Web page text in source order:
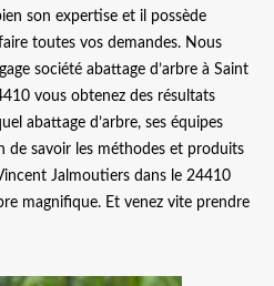
son expertise et il possède
toutes vos demandes. Nous
société abattage d’arbre à Saint
vous obtenez des résultats
abattage d’arbre, ses équipes
de savoir les méthodes et produits
Jalmoutiers dans le 24410
magnifique. Et venez vite prendre